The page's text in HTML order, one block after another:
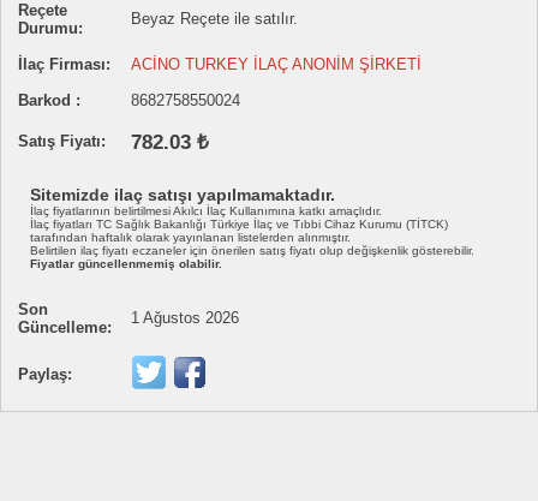
Reçete
Durumu:
Beyaz Reçete ile satılır.
İlaç Firması:
ACİNO TURKEY İLAÇ ANONİM ŞİRKETİ
Barkod :
8682758550024
Satış Fiyatı: 782.03 ₺
Sitemizde ilaç satışı yapılmamaktadır.
İlaç fiyatlarının belirtilmesi Akılcı İlaç Kullanımına katkı amaçlıdır.
İlaç fiyatları TC Sağlık Bakanlığı Türkiye İlaç ve Tıbbi Cihaz Kurumu (TİTCK)
tarafından haftalık olarak yayınlanan listelerden alınmıştır.
Belirtilen ilaç fiyatı eczaneler için önerilen satış fiyatı olup değişkenlik gösterebilir.
Fiyatlar güncellenmemiş olabilir.
Son
Güncelleme:
1 Ağustos 2026
Paylaş: